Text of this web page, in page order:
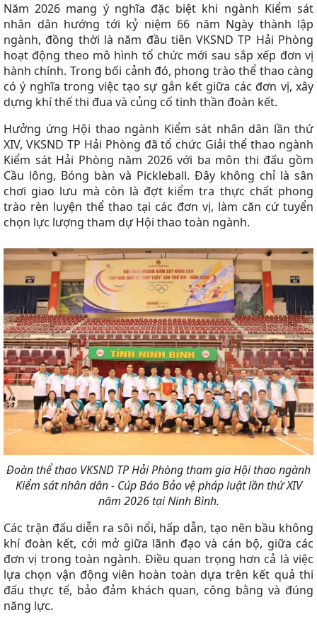
Năm 2026 mang ý nghĩa đặc biệt khi ngành Kiểm sát
nhân dân hướng tới kỷ niệm 66 năm Ngày thành lập
ngành, đồng thời là năm đầu tiên VKSND TP Hải Phòng
hoạt động theo mô hình tổ chức mới sau sắp xếp đơn vị
hành chính. Trong bối cảnh đó, phong trào thể thao càng
có ý nghĩa trong việc tạo sự gắn kết giữa các đơn vị, xây
dựng khí thế thi đua và củng cố tinh thần đoàn kết.
Hưởng ứng Hội thao ngành Kiểm sát nhân dân lần thứ
XIV, VKSND TP Hải Phòng đã tổ chức Giải thể thao ngành
Kiểm sát Hải Phòng năm 2026 với ba môn thi đấu gồm
Cầu lông, Bóng bàn và Pickleball. Đây không chỉ là sân
chơi giao lưu mà còn là đợt kiểm tra thực chất phong
trào rèn luyện thể thao tại các đơn vị, làm căn cứ tuyển
chọn lực lượng tham dự Hội thao toàn ngành.
Đoàn thể thao VKSND TP Hải Phòng tham gia Hội thao ngành
Kiểm sát nhân dân - Cúp Báo Bảo vệ pháp luật lần thứ XIV
năm 2026 tại Ninh Bình.
Các trận đấu diễn ra sôi nổi, hấp dẫn, tạo nên bầu không
khí đoàn kết, cởi mở giữa lãnh đạo và cán bộ, giữa các
đơn vị trong toàn ngành. Điều quan trọng hơn cả là việc
lựa chọn vận động viên hoàn toàn dựa trên kết quả thi
đấu thực tế, bảo đảm khách quan, công bằng và đúng
năng lực.